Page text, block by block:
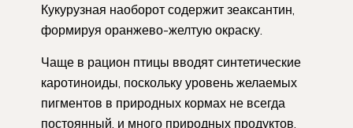
Кукурузная наоборот содержит зеаксантин,
формируя оранжево-желтую окраску.
Чаще в рацион птицы вводят синтетические
каротиноиды, поскольку уровень желаемых
пигментов в природных кормах не всегда
постоянный, и много природных продуктов,